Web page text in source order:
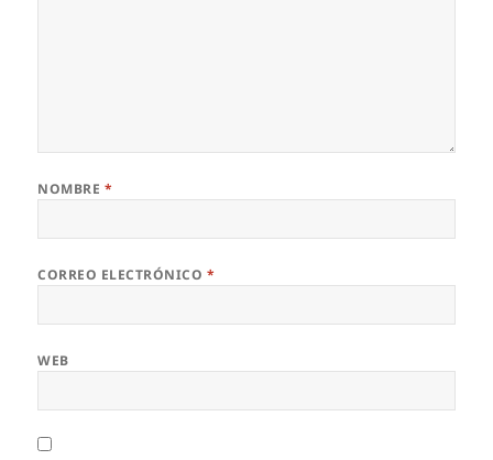
NOMBRE *
CORREO ELECTRÓNICO *
WEB